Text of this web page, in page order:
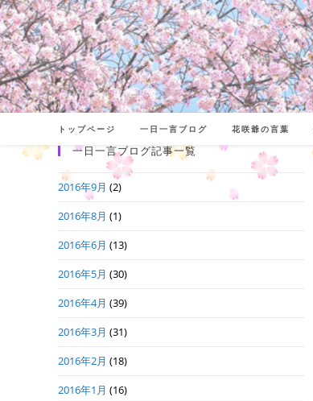
コ
ン
テ
ン
ツ
トップページ 一日一言ブログ 花咲爺の言葉
一日一言ブログ記事一覧
2016年9月 (2)
2016年8月 (1)
2016年6月 (13)
2016年5月 (30)
2016年4月 (39)
2016年3月 (31)
2016年2月 (18)
2016年1月 (16)